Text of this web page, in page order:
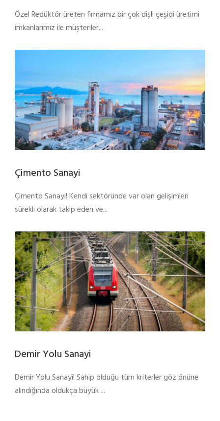
Özel Redüktör üreten firmamız bir çok dişli çeşidi üretimi
imkanlarımız ile müşteriler...
Çimento Sanayi
Çimento Sanayi! Kendi sektöründe var olan gelişimleri
sürekli olarak takip eden ve...
Demir Yolu Sanayi
Demir Yolu Sanayi! Sahip olduğu tüm kriterler göz önüne
alındığında oldukça büyük ...